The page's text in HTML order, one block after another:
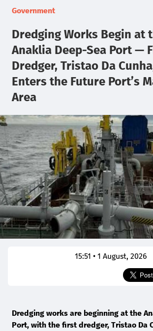
Government
Dredging Works Begin at
Anaklia Deep-Sea Port —
Dredger, Tristao Da
Enters the Future Port’s
Area
15:51 • 1 August, 2026
Dredging works are beginning at the
Port, with the first dredger, Tristao Da